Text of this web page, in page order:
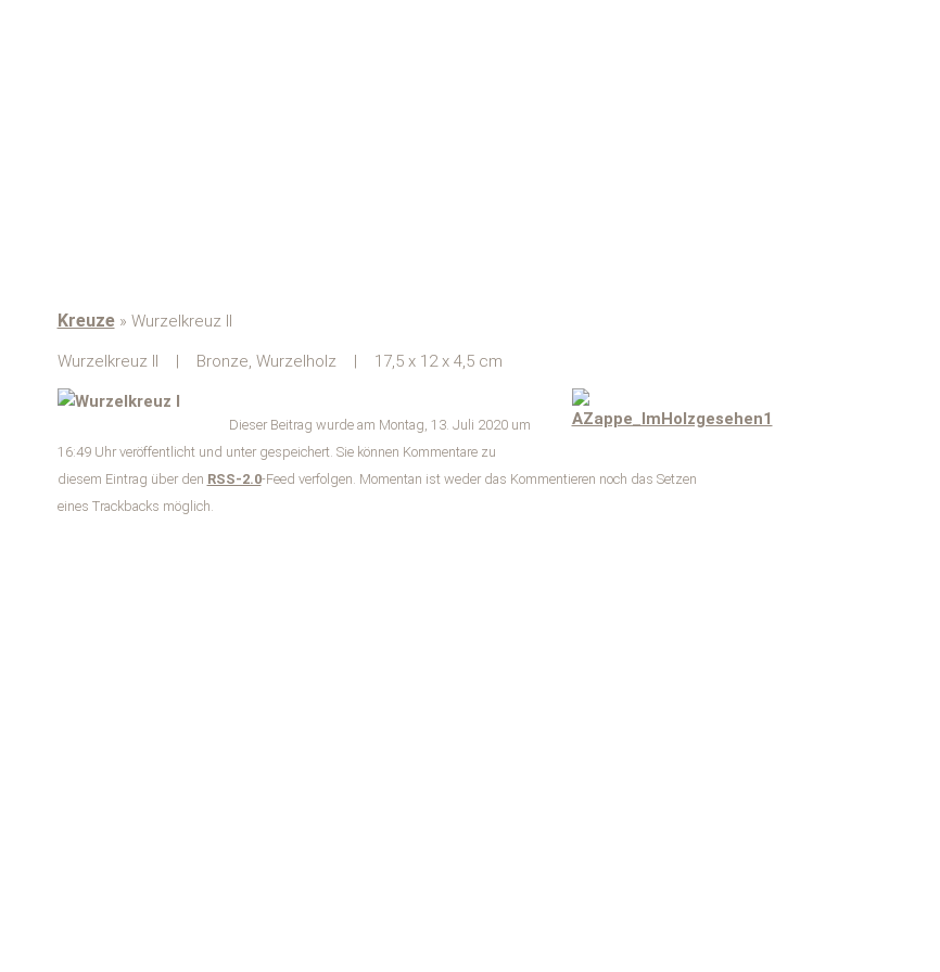
Kreuze» Wurzelkreuz II
Wurzelkreuz II | Bronze, Wurzelholz | 17,5 x 12 x 4,5 cm
Dieser Beitrag wurde am Montag, 13. Juli 2020 um
16:49 Uhr veröffentlicht und unter gespeichert. Sie können Kommentare zu
diesem Eintrag über den RSS-2.0-Feed verfolgen. Momentan ist weder das Kommentieren noch das Setzen
eines Trackbacks möglich.